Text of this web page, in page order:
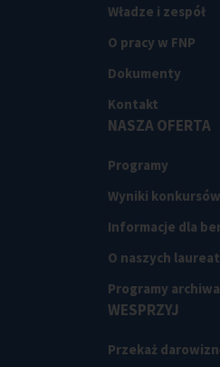
Władze i zespół
O pracy w FNP
Dokumenty
Kontakt
NASZA OFERTA
Programy
Wyniki konkursów
Informacje dla
O naszych
Programy
WESPRZYJ
Przekaż